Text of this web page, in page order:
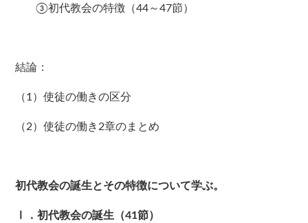
③初代教会の特徴（44～47節）
結論：
（1）使徒の働きの区分
（2）使徒の働き2章のまとめ
初代教会の誕生とその特徴について学ぶ。
Ⅰ．初代教会の誕生（41節）